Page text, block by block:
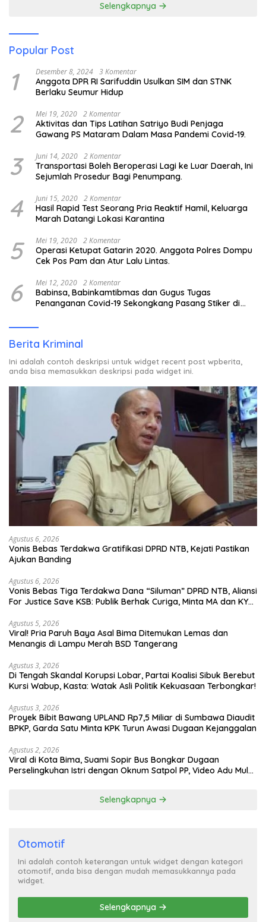
Selengkapnya
Popular Post
1 Desember 8, 2024 3 Komentar
Anggota DPR RI Sarifuddin Usulkan SIM dan STNK
Berlaku Seumur Hidup
2 Mei 19, 2020 2 Komentar
Aktivitas dan Tips Latihan Satriyo Budi Penjaga
Gawang PS Mataram Dalam Masa Pandemi Covid-19.
3 Juni 14, 2020 2 Komentar
Transportasi Boleh Beroperasi Lagi ke Luar Daerah, Ini
Sejumlah Prosedur Bagi Penumpang.
4 Juni 15, 2020 2 Komentar
Hasil Rapid Test Seorang Pria Reaktif Hamil, Keluarga
Marah Datangi Lokasi Karantina
5 Mei 19, 2020 2 Komentar
Operasi Ketupat Gatarin 2020. Anggota Polres Dompu
Cek Pos Pam dan Atur Lalu Lintas.
6 Mei 12, 2020 2 Komentar
Babinsa, Babinkamtibmas dan Gugus Tugas
Penanganan Covid-19 Sekongkang Pasang Stiker di
Berita Kriminal
Ini adalah contoh deskripsi untuk widget recent post wpberita,
anda bisa memasukkan deskripsi pada widget ini.
Agustus 6, 2026
Vonis Bebas Terdakwa Gratifikasi DPRD NTB, Kejati Pastikan
Ajukan Banding
Agustus 6, 2026
Vonis Bebas Tiga Terdakwa Dana “Siluman” DPRD NTB, Aliansi
For Justice Save KSB: Publik Berhak Curiga, Minta MA dan KY
Agustus 5, 2026
Viral! Pria Paruh Baya Asal Bima Ditemukan Lemas dan
Menangis di Lampu Merah BSD Tangerang
Agustus 3, 2026
Di Tengah Skandal Korupsi Lobar, Partai Koalisi Sibuk Berebut
Kursi Wabup, Kasta: Watak Asli Politik Kekuasaan Terbongkar!
Agustus 3, 2026
Proyek Bibit Bawang UPLAND Rp7,5 Miliar di Sumbawa Diaudit
BPKP, Garda Satu Minta KPK Turun Awasi Dugaan Kejanggalan
Agustus 2, 2026
Viral di Kota Bima, Suami Sopir Bus Bongkar Dugaan
Perselingkuhan Istri dengan Oknum Satpol PP, Video Adu Mulut
Selengkapnya
Otomotif
Ini adalah contoh keterangan untuk widget dengan kategori
otomotif, anda bisa dengan mudah memasukkannya pada
widget.
Selengkapnya